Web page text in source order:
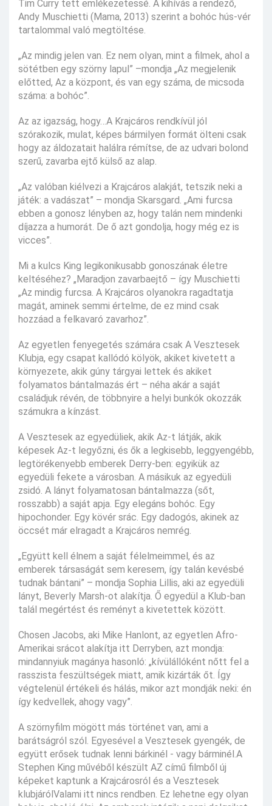
Tim Curry tett emlékezetessé. A kihívás a rendező,
Andy Muschietti (Mama, 2013) szerint a bohóc hús-vér
tartalommal való megtöltése.
„Az mindig jelen van. Ez nem olyan, mint a filmek, ahol a
sötétben egy szörny lapul” –mondja „Az megjelenik
előtted, Az a központ, és van egy száma, de micsoda
száma: a bohóc”.
Az az igazság, hogy…A Krajcáros rendkívül jól
szórakozik, mulat, képes bármilyen formát ölteni csak
hogy az áldozatait halálra rémítse, de az udvari bolond
szerű, zavarba ejtő külső az alap.
„Az valóban kiélvezi a Krajcáros alakját, tetszik neki a
játék: a vadászat” – mondja Skarsgard. „Ami furcsa
ebben a gonosz lényben az, hogy talán nem mindenki
díjazza a humorát. De ő azt gondolja, hogy még ez is
vicces”.
Mi a kulcs King legikonikusabb gonoszának életre
keltéséhez? „Maradjon zavarbaejtő – így Muschietti
„Az mindig furcsa. A Krajcáros olyanokra ragadtatja
magát, aminek semmi értelme, de ez mind csak
hozzáad a felkavaró zavarhoz”.
Az egyetlen fenyegetés számára csak A Vesztesek
Klubja, egy csapat kallódó kölyök, akiket kivetett a
környezete, akik gúny tárgyai lettek és akiket
folyamatos bántalmazás ért – néha akár a saját
családjuk révén, de többnyire a helyi bunkók okozzák
számukra a kínzást.
A Vesztesek az egyedüliek, akik Az-t látják, akik
képesek Az-t legyőzni, és ők a legkisebb, leggyengébb,
legtörékenyebb emberek Derry-ben: egyikük az
egyedüli fekete a városban. A másikuk az egyedüli
zsidó. A lányt folyamatosan bántalmazza (sőt,
rosszabb) a saját apja. Egy elegáns bohóc. Egy
hipochonder. Egy kövér srác. Egy dadogós, akinek az
öccsét már elragadt a Krajcáros nemrég.
„Együtt kell élnem a saját félelmeimmel, és az
emberek társaságát sem keresem, így talán kevésbé
tudnak bántani” – mondja Sophia Lillis, aki az egyedüli
lányt, Beverly Marsh-ot alakítja. Ő egyedül a Klub-ban
talál megértést és reményt a kivetettek között.
Chosen Jacobs, aki Mike Hanlont, az egyetlen Afro-
Amerikai srácot alakítja itt Derryben, azt mondja:
mindannyiuk magánya hasonló: „kívülállóként nőtt fel a
rasszista feszültségek miatt, amik kizárták őt. Így
végtelenül értékeli és hálás, mikor azt mondják neki: én
így kedvellek, ahogy vagy”.
A szörnyfilm mögött más történet van, ami a
barátságról szól. Egyesével a Vesztesek gyengék, de
együtt erősek tudnak lenni bárkinél - vagy bárminél.A
Stephen King művéből készült AZ című filmből új
képeket kaptunk a Krajcárosról és a Vesztesek
klubjárólValami itt nincs rendben. Ez lehetne egy olyan